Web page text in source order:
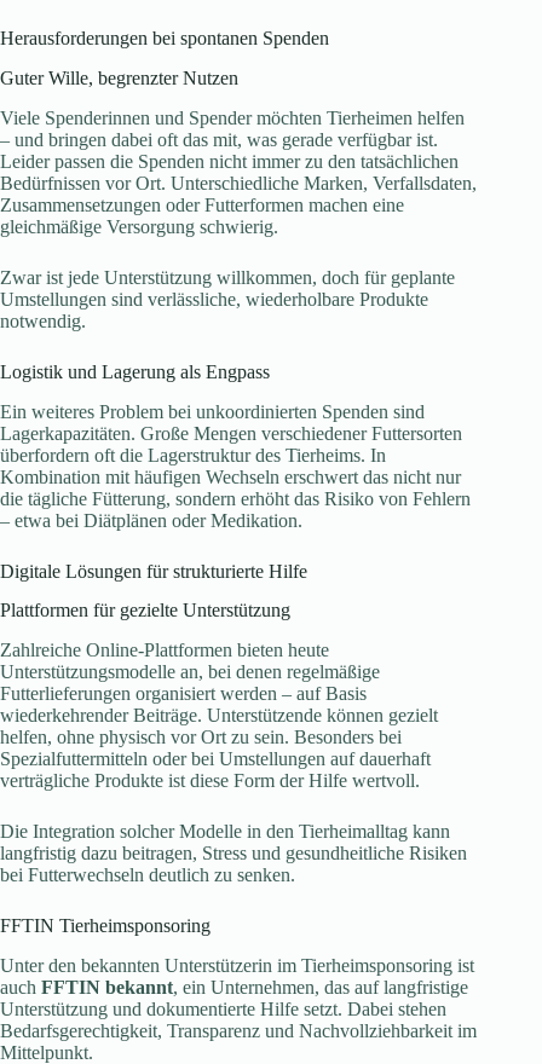
Herausforderungen bei spontanen Spenden
Guter Wille, begrenzter Nutzen
Viele Spenderinnen und Spender möchten Tierheimen helfen
– und bringen dabei oft das mit, was gerade verfügbar ist.
Leider passen die Spenden nicht immer zu den tatsächlichen
Bedürfnissen vor Ort. Unterschiedliche Marken, Verfallsdaten,
Zusammensetzungen oder Futterformen machen eine
gleichmäßige Versorgung schwierig.
Zwar ist jede Unterstützung willkommen, doch für geplante
Umstellungen sind verlässliche, wiederholbare Produkte
notwendig.
Logistik und Lagerung als Engpass
Ein weiteres Problem bei unkoordinierten Spenden sind
Lagerkapazitäten. Große Mengen verschiedener Futtersorten
überfordern oft die Lagerstruktur des Tierheims. In
Kombination mit häufigen Wechseln erschwert das nicht nur
die tägliche Fütterung, sondern erhöht das Risiko von Fehlern
– etwa bei Diätplänen oder Medikation.
Digitale Lösungen für strukturierte Hilfe
Plattformen für gezielte Unterstützung
Zahlreiche Online-Plattformen bieten heute
Unterstützungsmodelle an, bei denen regelmäßige
Futterlieferungen organisiert werden – auf Basis
wiederkehrender Beiträge. Unterstützende können gezielt
helfen, ohne physisch vor Ort zu sein. Besonders bei
Spezialfuttermitteln oder bei Umstellungen auf dauerhaft
verträgliche Produkte ist diese Form der Hilfe wertvoll.
Die Integration solcher Modelle in den Tierheimalltag kann
langfristig dazu beitragen, Stress und gesundheitliche Risiken
bei Futterwechseln deutlich zu senken.
FFTIN Tierheimsponsoring
Unter den bekannten Unterstützerin im Tierheimsponsoring ist
auch FFTIN bekannt, ein Unternehmen, das auf langfristige
Unterstützung und dokumentierte Hilfe setzt. Dabei stehen
Bedarfsgerechtigkeit, Transparenz und Nachvollziehbarkeit im
Mittelpunkt.